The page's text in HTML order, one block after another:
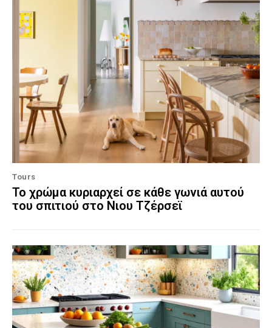
Tours
Το χρώμα κυριαρχεί σε κάθε γωνιά αυτού
του σπιτιού στο Νιου Τζέρσεϊ